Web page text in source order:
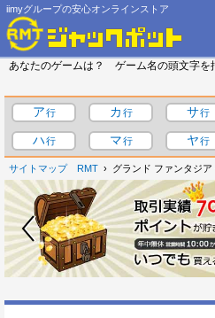
iimyグループの安心オンラインストア
あなたのゲームは？ ゲーム名の頭文字を
ア
カ サ
ハ
マ ヤ
サイトマップ RMT グランド ファンタジ